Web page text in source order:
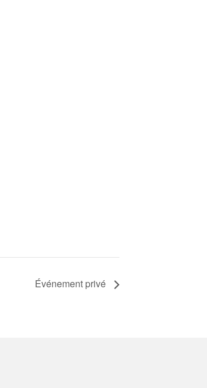
Événement privé